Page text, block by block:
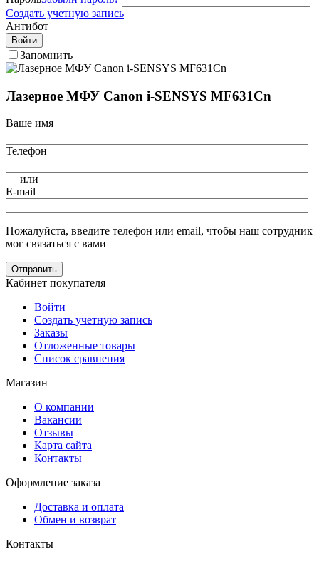
Создать учетную запись
Антибот
Войти
Запомнить
Лазерное МФУ Canon i-SENSYS MF631Cn
Ваше имя
Телефон
— или —
E-mail
Пожалуйста, введите телефон или email, чтобы наш сотрудник
мог связаться с вами
Отправить
Кабинет покупателя
Войти
Создать учетную запись
Заказы
Отложенные товары
Список сравнения
Магазин
О компании
Вакансии
Отзывы
Карта сайта
Контакты
Оформление заказа
Доставка и оплата
Обмен и возврат
Контакты